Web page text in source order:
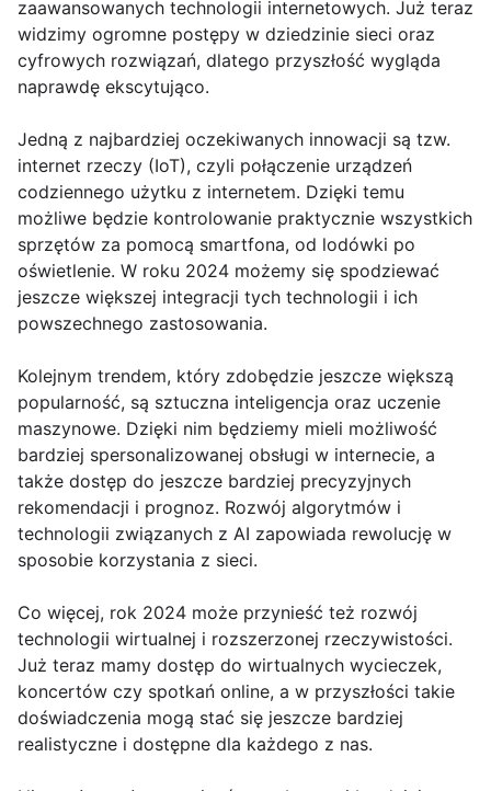
zaawansowanych technologii internetowych. Już teraz
widzimy ogromne postępy w dziedzinie sieci oraz
cyfrowych rozwiązań, dlatego przyszłość wygląda
naprawdę ekscytująco.
Jedną z najbardziej oczekiwanych innowacji są tzw.
internet rzeczy (IoT), czyli połączenie urządzeń
codziennego użytku z internetem. Dzięki temu
możliwe będzie kontrolowanie praktycznie wszystkich
sprzętów za pomocą smartfona, od lodówki po
oświetlenie. W roku 2024 możemy się spodziewać
jeszcze większej integracji tych technologii i ich
powszechnego zastosowania.
Kolejnym trendem, który zdobędzie jeszcze większą
popularność, są sztuczna inteligencja oraz uczenie
maszynowe. Dzięki nim będziemy mieli możliwość
bardziej spersonalizowanej obsługi w internecie, a
także dostęp do jeszcze bardziej precyzyjnych
rekomendacji i prognoz. Rozwój algorytmów i
technologii związanych z AI zapowiada rewolucję w
sposobie korzystania z sieci.
Co więcej, rok 2024 może przynieść też rozwój
technologii wirtualnej i rozszerzonej rzeczywistości.
Już teraz mamy dostęp do wirtualnych wycieczek,
koncertów czy spotkań online, a w przyszłości takie
doświadczenia mogą stać się jeszcze bardziej
realistyczne i dostępne dla każdego z nas.